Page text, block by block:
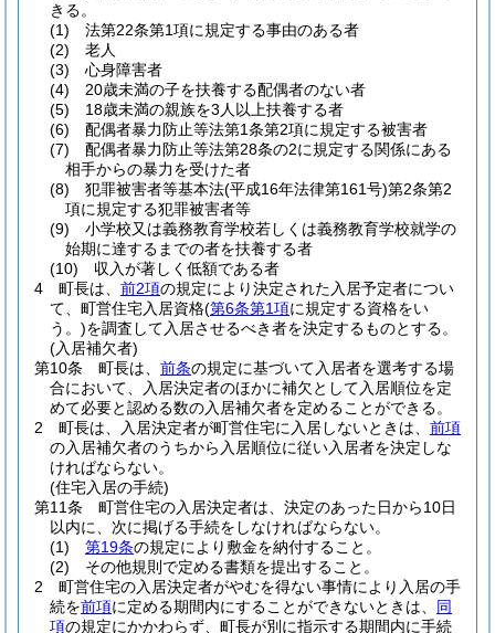
きる。
(1)
法第22条第1項に規定する事由のある者
(2)
老人
(3)
心身障害者
(4)
20歳未満の子を扶養する配偶者のない者
(5)
18歳未満の親族を3人以上扶養する者
(6)
配偶者暴力防止等法第1条第2項に規定する被害者
(7)
配偶者暴力防止等法第28条の2に規定する関係にある
相手からの暴力を受けた者
(8)
犯罪被害者等基本法(平成16年法律第161号)第2条第2
項に規定する犯罪被害者等
(9)
小学校又は義務教育学校若しくは義務教育学校就学の
始期に達するまでの者を扶養する者
(10)
収入が著しく低額である者
4
町長は、 前2項の規定により決定された入居予定者につい
て、町営住宅入居資格(第6条第1項に規定する資格をい
う。)を調査して入居させるべき者を決定するものとする。
(入居補欠者)
第10条
町長は、 前条の規定に基づいて入居者を選考する場
合において、入居決定者のほかに補欠として入居順位を定
めて必要と認める数の入居補欠者を定めることができる。
2
町長は、入居決定者が町営住宅に入居しないときは、 前項
の入居補欠者のうちから入居順位に従い入居者を決定しな
ければならない。
(住宅入居の手続)
第11条
町営住宅の入居決定者は、決定のあった日から10日
以内に、次に掲げる手続をしなければならない。
(1)
第19条の規定により敷金を納付すること。
(2)
その他規則で定める書類を提出すること。
2
町営住宅の入居決定者がやむを得ない事情により入居の手
続を前項に定める期間内にすることができないときは、 同
項の規定にかかわらず、町長が別に指示する期間内に手続